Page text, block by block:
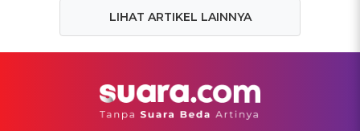
LIHAT ARTIKEL LAINNYA